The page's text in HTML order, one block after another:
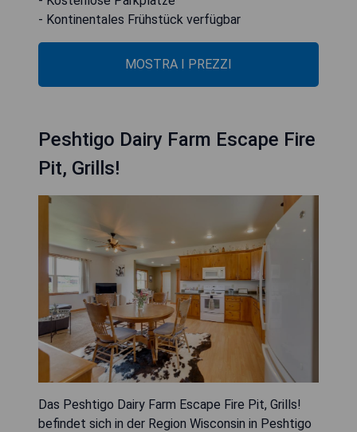
- Kontinentales Frühstück verfügbar
MOSTRA I PREZZI
Peshtigo Dairy Farm Escape Fire
Pit, Grills!
Das Peshtigo Dairy Farm Escape Fire Pit, Grills!
befindet sich in der Region Wisconsin in Peshtigo